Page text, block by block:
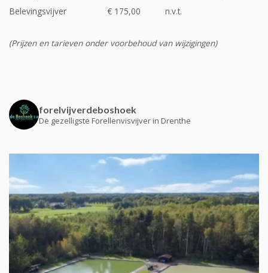
Belevingsvijver
€ 175,00 n.v.t.
(Prijzen en tarieven onder voorbehoud van wijzigingen)
forelvijverdeboshoek
De gezelligste Forellenvisvijver in Drenthe